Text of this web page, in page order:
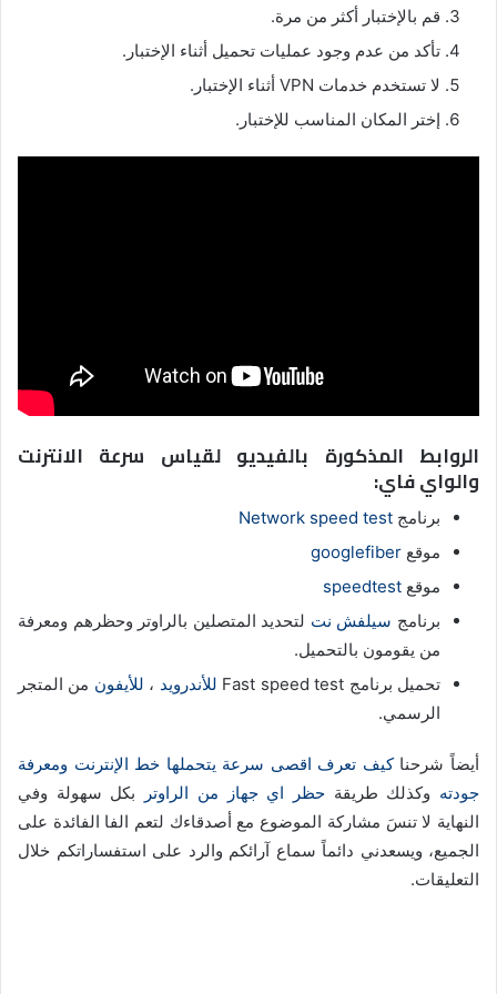
قم بالإختبار أكثر من مرة.
تأكد من عدم وجود عمليات تحميل أثناء الإختبار.
لا تستخدم خدمات VPN أثناء الإختبار.
إختر المكان المناسب للإختبار.
الروابط المذكورة بالفيديو لقياس سرعة الانترنت
والواي فاي:
برنامج Network speed test
موقع googlefiber
موقع speedtest
برنامج سيلفش نت لتحديد المتصلين بالراوتر وحظرهم ومعرفة
من يقومون بالتحميل.
تحميل برنامج Fast speed test
للأندرويد ، للأيفون من المتجر
الرسمي.
أيضاً شرحناكيف تعرف اقصى سرعة يتحملها خط الإنترنت ومعرفة
جودته وكذلك طريقةحظر اي جهاز من الراوتر
بكل سهولة وفي
النهاية لا تنسَ مشاركة الموضوع مع أصدقاءك لتعم الفا الفائدة على
الجميع، ويسعدني دائماً سماع آرائكم والرد على استفساراتكم خلال
التعليقات.